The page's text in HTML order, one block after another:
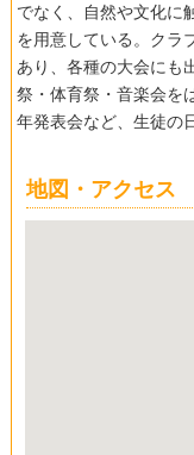
でなく、自然や文化に
を用意している。クラ
あり、各種の大会にも
祭・体育祭・音楽会を
年発表会など、生徒の
地図・アクセス